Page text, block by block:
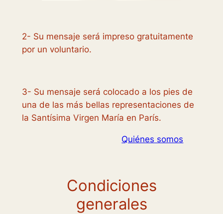
2- Su mensaje será impreso gratuitamente
por un voluntario.
3- Su mensaje será colocado a los pies de
una de las más bellas representaciones de
la Santísima Virgen María en París.
Quiénes somos
Condiciones
generales